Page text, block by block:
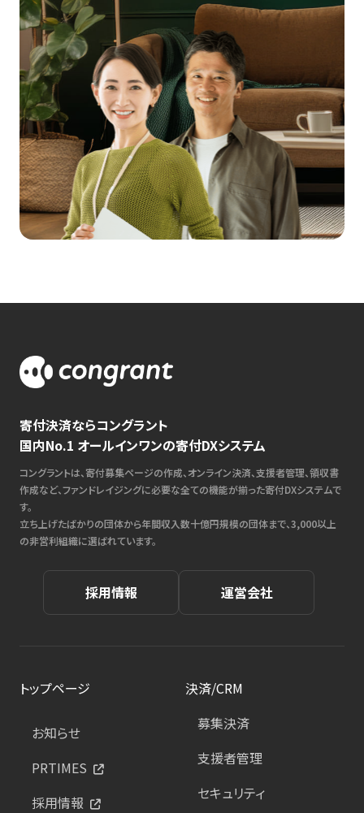
寄付決済ならコングラント
国内No.1 オールインワンの寄付DXシステム
コングラントは、寄付募集ページの作成、オンライン決済、支援者管理、領収書
作成など、ファンドレイジングに必要な全ての機能が揃った寄付DXシステムで
す。
立ち上げたばかりの団体から年間収入数十億円規模の団体まで、3,000以上
の非営利組織に選ばれています。
採用情報 運営会社
トップページ
お知らせ
PRTIMES
採用情報
決済/CRM
募集決済
支援者管理
セキュリティ